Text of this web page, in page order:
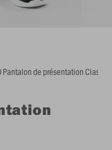
Pantalon de présentation Classico